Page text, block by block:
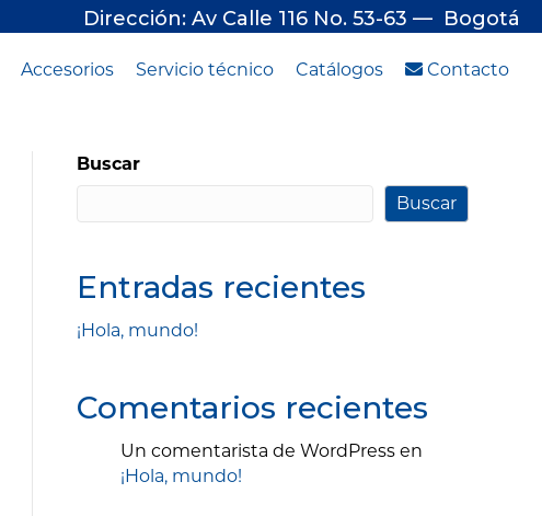
Dirección: Av Calle 116 No. 53-63 — Bogotá
Accesorios Servicio técnico Catálogos Contacto
Buscar
Buscar
Entradas recientes
¡Hola, mundo!
Comentarios recientes
Un comentarista de WordPressen
¡Hola, mundo!